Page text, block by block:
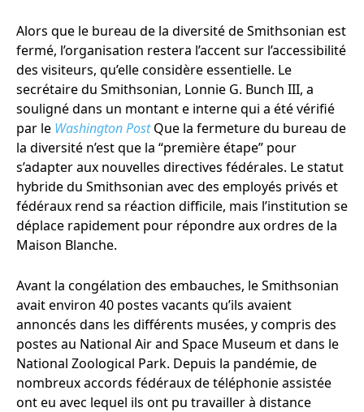
Alors que le bureau de la diversité de Smithsonian est
fermé, l’organisation restera l’accent sur l’accessibilité
des visiteurs, qu’elle considère essentielle. Le
secrétaire du Smithsonian, Lonnie G. Bunch III, a
souligné dans un montant e interne qui a été vérifié
par le Washington PostQue la fermeture du bureau de
la diversité n’est que la “première étape” pour
s’adapter aux nouvelles directives fédérales. Le statut
hybride du Smithsonian avec des employés privés et
fédéraux rend sa réaction difficile, mais l’institution se
déplace rapidement pour répondre aux ordres de la
Maison Blanche.
Avant la congélation des embauches, le Smithsonian
avait environ 40 postes vacants qu’ils avaient
annoncés dans les différents musées, y compris des
postes au National Air and Space Museum et dans le
National Zoological Park. Depuis la pandémie, de
nombreux accords fédéraux de téléphonie assistée
ont eu avec lequel ils ont pu travailler à distance